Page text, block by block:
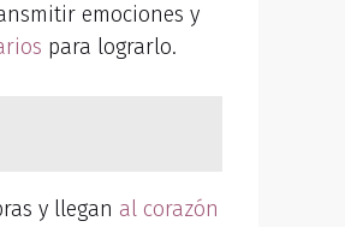
emociones y
para lograrlo.
y llegan al corazón